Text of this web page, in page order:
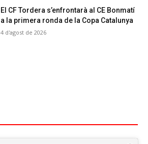
El CF Tordera s’enfrontarà al CE Bonmatí
a la primera ronda de la Copa Catalunya
4 d'agost de 2026